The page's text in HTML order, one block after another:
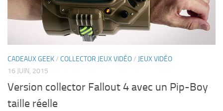
CADEAUX GEEK/ COLLECTOR JEUX VIDÉO/ JEUX VIDÉO
16 JUIN, 2015
Version collector Fallout 4 avec un Pip-Boy
taille réelle